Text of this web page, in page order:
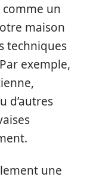
un
maison
techniques
exemple,
d’autres
une